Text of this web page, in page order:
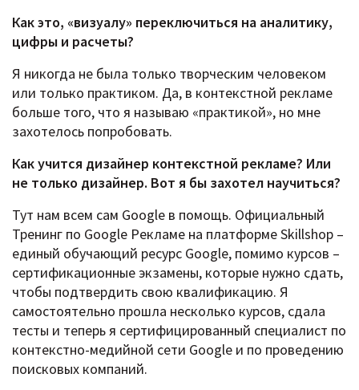
Как это, «визуалу» переключиться на аналитику,
цифры и расчеты?
Я никогда не была только творческим человеком
или только практиком. Да, в контекстной рекламе
больше того, что я называю «практикой», но мне
захотелось попробовать.
Как учится дизайнер контекстной рекламе? Или
не только дизайнер. Вот я бы захотел научиться?
Тут нам всем сам Google в помощь. Официальный
Тренинг по Google Рекламе на платформе Skillshop –
единый обучающий ресурс Google, помимо курсов –
сертификационные экзамены, которые нужно сдать,
чтобы подтвердить свою квалификацию. Я
самостоятельно прошла несколько курсов, сдала
тесты и теперь я сертифицированный специалист по
контекстно-медийной сети Google и по проведению
поисковых компаний.